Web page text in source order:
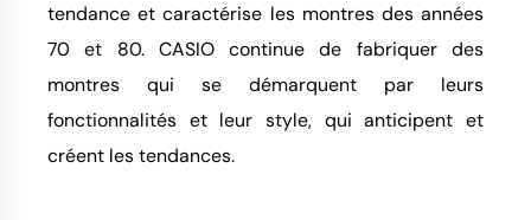
tendance et caractérise les montres des années
70 et 80. CASIO continue de fabriquer des
montres qui se démarquent par leurs
fonctionnalités et leur style, qui anticipent et
créent les tendances.